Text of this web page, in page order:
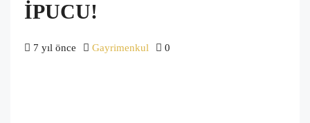
İPUCU!
7 yıl önce Gayrimenkul 0